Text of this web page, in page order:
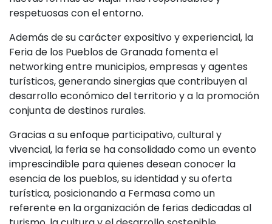
respetuosas con el entorno.
Además de su carácter expositivo y experiencial, la
Feria de los Pueblos de Granada fomenta el
networking entre municipios, empresas y agentes
turísticos, generando sinergias que contribuyen al
desarrollo económico del territorio y a la promoción
conjunta de destinos rurales.
Gracias a su enfoque participativo, cultural y
vivencial, la feria se ha consolidado como un evento
imprescindible para quienes desean conocer la
esencia de los pueblos, su identidad y su oferta
turística, posicionando a Fermasa como un
referente en la organización de ferias dedicadas al